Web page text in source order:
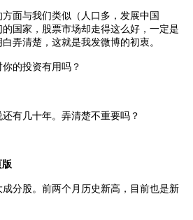
面与我们类似（人口多，发展中国
国家，股票市场却走得这么好，一定是
弄清楚，这就是我发微博的初衷。
的投资有用吗？
还有几十年。弄清楚不重要吗？
版
分股。前两个月历史新高，目前也是新